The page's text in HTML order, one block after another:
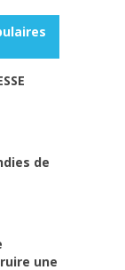
de
une